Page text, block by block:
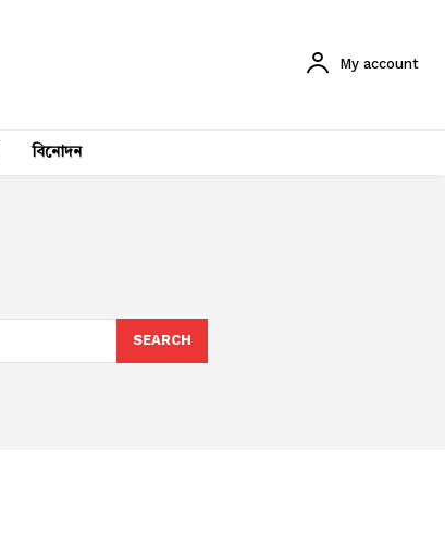
My account
বিনোদন
SEARCH